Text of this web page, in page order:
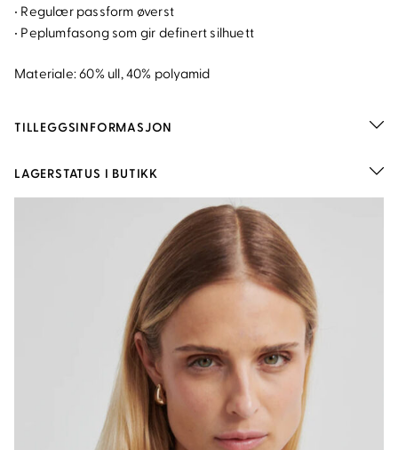
• Regulær passform øverst
• Peplumfasong som gir definert silhuett
Materiale: 60% ull, 40% polyamid
TILLEGGSINFORMASJON
LAGERSTATUS I BUTIKK